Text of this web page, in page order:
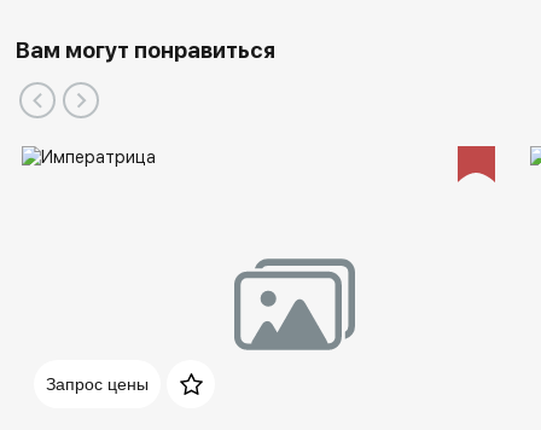
Вам могут понравиться
Запрос цены